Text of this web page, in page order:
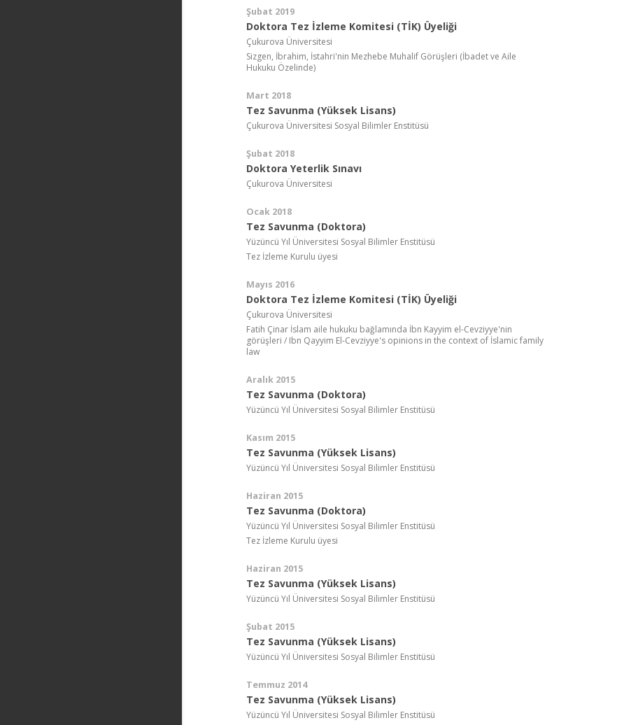
Şubat 2019
Doktora Tez İzleme Komitesi (TİK) Üyeliği
Çukurova Üniversitesi
Sizgen, İbrahim, İstahri'nin Mezhebe Muhalif Görüşleri (İbadet ve Aile
Hukuku Özelinde)
Mart 2018
Tez Savunma (Yüksek Lisans)
Çukurova Üniversitesi Sosyal Bilimler Enstitüsü
Şubat 2018
Doktora Yeterlik Sınavı
Çukurova Üniversitesi
Ocak 2018
Tez Savunma (Doktora)
Yüzüncü Yıl Üniversitesi Sosyal Bilimler Enstitüsü
Tez İzleme Kurulu üyesi
Mayıs 2016
Doktora Tez İzleme Komitesi (TİK) Üyeliği
Çukurova Üniversitesi
Fatih Çinar İslam aile hukuku bağlamında İbn Kayyim el-Cevziyye'nin
görüşleri / Ibn Qayyim El-Cevziyye's opinions in the context of İslamic family
law
Aralık 2015
Tez Savunma (Doktora)
Yüzüncü Yıl Üniversitesi Sosyal Bilimler Enstitüsü
Kasım 2015
Tez Savunma (Yüksek Lisans)
Yüzüncü Yıl Üniversitesi Sosyal Bilimler Enstitüsü
Haziran 2015
Tez Savunma (Doktora)
Yüzüncü Yıl Üniversitesi Sosyal Bilimler Enstitüsü
Tez İzleme Kurulu üyesi
Haziran 2015
Tez Savunma (Yüksek Lisans)
Yüzüncü Yıl Üniversitesi Sosyal Bilimler Enstitüsü
Şubat 2015
Tez Savunma (Yüksek Lisans)
Yüzüncü Yıl Üniversitesi Sosyal Bilimler Enstitüsü
Temmuz 2014
Tez Savunma (Yüksek Lisans)
Yüzüncü Yıl Üniversitesi Sosyal Bilimler Enstitüsü